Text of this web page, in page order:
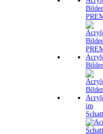
Bilder
Bilder
im